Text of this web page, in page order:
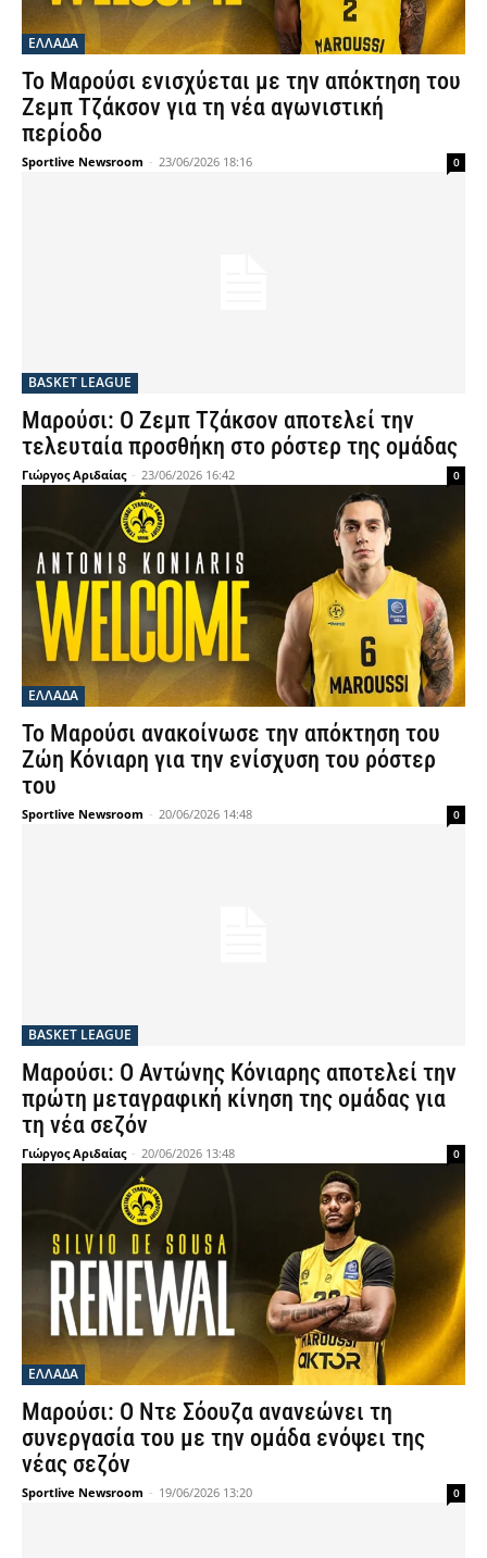
ΕΛΛΑΔΑ
Το Μαρούσι ενισχύεται με την απόκτηση του
Ζεμπ Τζάκσον για τη νέα αγωνιστική
περίοδο
Sportlive Newsroom - 23/06/2026 18:16 0
BASKET LEAGUE
Μαρούσι: Ο Ζεμπ Τζάκσον αποτελεί την
τελευταία προσθήκη στο ρόστερ της ομάδας
Γιώργος Αριδαίας - 23/06/2026 16:42 0
ΕΛΛΑΔΑ
Το Μαρούσι ανακοίνωσε την απόκτηση του
Ζώη Κόνιαρη για την ενίσχυση του ρόστερ
του
Sportlive Newsroom - 20/06/2026 14:48 0
BASKET LEAGUE
Μαρούσι: Ο Αντώνης Κόνιαρης αποτελεί την
πρώτη μεταγραφική κίνηση της ομάδας για
τη νέα σεζόν
Γιώργος Αριδαίας - 20/06/2026 13:48 0
ΕΛΛΑΔΑ
Μαρούσι: Ο Ντε Σόουζα ανανεώνει τη
συνεργασία του με την ομάδα ενόψει της
νέας σεζόν
Sportlive Newsroom - 19/06/2026 13:20 0